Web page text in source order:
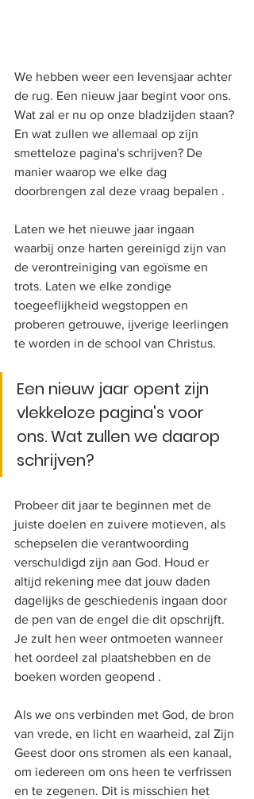
We hebben weer een levensjaar achter
de rug. Een nieuw jaar begint voor ons.
Wat zal er nu op onze bladzijden staan?
En wat zullen we allemaal op zijn
smetteloze pagina's schrijven? De
manier waarop we elke dag
doorbrengen zal deze vraag bepalen .
Laten we het nieuwe jaar ingaan
waarbij onze harten gereinigd zijn van
de verontreiniging van egoïsme en
trots. Laten we elke zondige
toegeeflijkheid wegstoppen en
proberen getrouwe, ijverige leerlingen
te worden in de school van Christus.
Een nieuw jaar opent zijn
vlekkeloze pagina's voor
ons. Wat zullen we daarop
schrijven?
Probeer dit jaar te beginnen met de
juiste doelen en zuivere motieven, als
schepselen die verantwoording
verschuldigd zijn aan God. Houd er
altijd rekening mee dat jouw daden
dagelijks de geschiedenis ingaan door
de pen van de engel die dit opschrijft.
Je zult hen weer ontmoeten wanneer
het oordeel zal plaatshebben en de
boeken worden geopend .
Als we ons verbinden met God, de bron
van vrede, en licht en waarheid, zal Zijn
Geest door ons stromen als een kanaal,
om iedereen om ons heen te verfrissen
en te zegenen. Dit is misschien het